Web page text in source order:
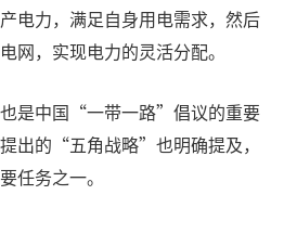
电力，满足自身用电需求，然后
网，实现电力的灵活分配。
是中国“一带一路”倡议的重要
出的“五角战略”也明确提及，
任务之一。